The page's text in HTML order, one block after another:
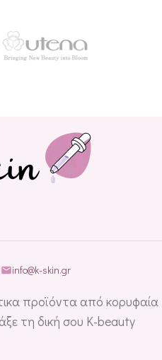
info@k-skin.gr
προϊόντα από κορυφαία
τη δική σου K-beauty